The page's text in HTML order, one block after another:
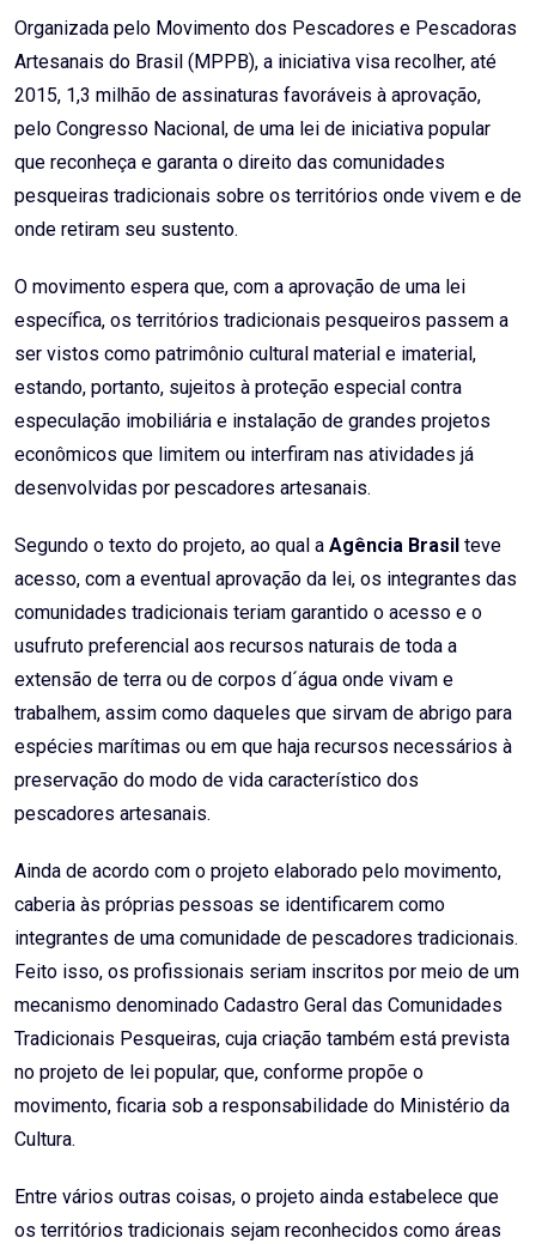
Organizada pelo Movimento dos Pescadores e Pescadoras
Artesanais do Brasil (MPPB), a iniciativa visa recolher, até
2015, 1,3 milhão de assinaturas favoráveis à aprovação,
pelo Congresso Nacional, de uma lei de iniciativa popular
que reconheça e garanta o direito das comunidades
pesqueiras tradicionais sobre os territórios onde vivem e de
onde retiram seu sustento.
O movimento espera que, com a aprovação de uma lei
específica, os territórios tradicionais pesqueiros passem a
ser vistos como patrimônio cultural material e imaterial,
estando, portanto, sujeitos à proteção especial contra
especulação imobiliária e instalação de grandes projetos
econômicos que limitem ou interfiram nas atividades já
desenvolvidas por pescadores artesanais.
Segundo o texto do projeto, ao qual a Agência Brasil teve
acesso, com a eventual aprovação da lei, os integrantes das
comunidades tradicionais teriam garantido o acesso e o
usufruto preferencial aos recursos naturais de toda a
extensão de terra ou de corpos d´água onde vivam e
trabalhem, assim como daqueles que sirvam de abrigo para
espécies marítimas ou em que haja recursos necessários à
preservação do modo de vida característico dos
pescadores artesanais.
Ainda de acordo com o projeto elaborado pelo movimento,
caberia às próprias pessoas se identificarem como
integrantes de uma comunidade de pescadores tradicionais.
Feito isso, os profissionais seriam inscritos por meio de um
mecanismo denominado Cadastro Geral das Comunidades
Tradicionais Pesqueiras, cuja criação também está prevista
no projeto de lei popular, que, conforme propõe o
movimento, ficaria sob a responsabilidade do Ministério da
Cultura.
Entre vários outras coisas, o projeto ainda estabelece que
os territórios tradicionais sejam reconhecidos como áreas